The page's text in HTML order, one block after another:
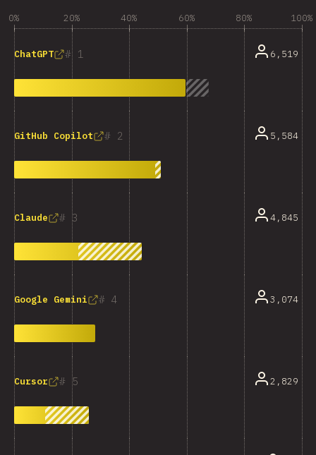
0% 20% 40% 60% 80% 100%
1
ChatGPT 6,519
2
GitHub Copilot 5,584
3
Claude 4,845
4
Google Gemini 3,074
5
Cursor 2,829